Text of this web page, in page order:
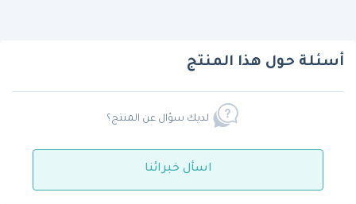
أسئلة حول هذا المنتج
لديك سؤال عن المنتج؟
اسأل خبرائنا